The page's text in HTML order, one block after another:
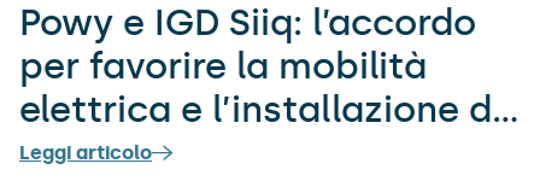
Powy e IGD Siiq: l’accordo
per favorire la mobilità
elettrica e l’installazione di
stazioni di ricarica in alcuni
Leggi articolo